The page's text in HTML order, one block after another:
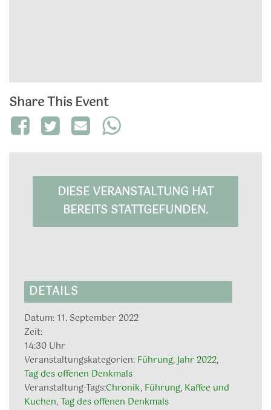
Share This Event
DIESE VERANSTALTUNG HAT
BEREITS STATTGEFUNDEN.
DETAILS
Datum: 11. September 2022
Zeit:
14:30 Uhr
Veranstaltungskategorien: Führung,Jahr 2022,
Tag des offenen Denkmals
Veranstaltung-Tags:Chronik, Führung, Kaffee und
Kuchen,Tag des offenen Denkmals